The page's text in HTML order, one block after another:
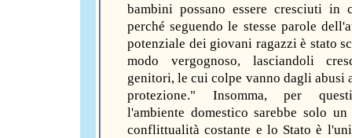
bambini possano essere cresciuti in
perché seguendo le stesse parole
potenziale dei giovani ragazzi è stato
modo vergognoso, lasciandoli
genitori, le cui colpe vanno dagli abusi
protezione." Insomma, per
l'ambiente domestico sarebbe solo
conflittualità costante e lo Stato è